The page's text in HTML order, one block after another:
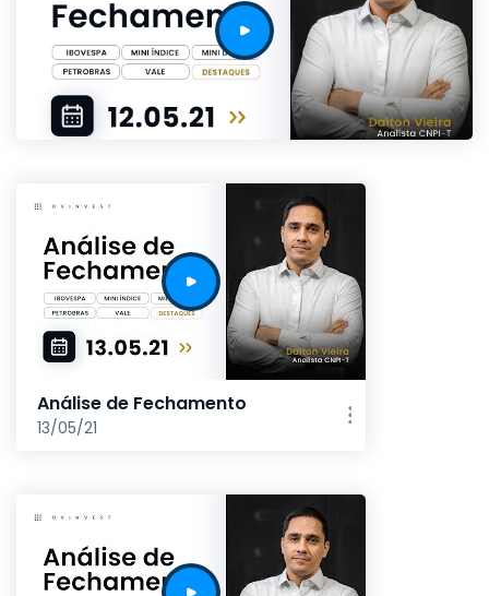
Análise de Fechamento
13/05/21